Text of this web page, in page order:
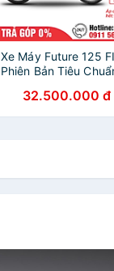
Xe Máy Future 125 FI
Phiên Bản Tiêu
32.500.000 đ